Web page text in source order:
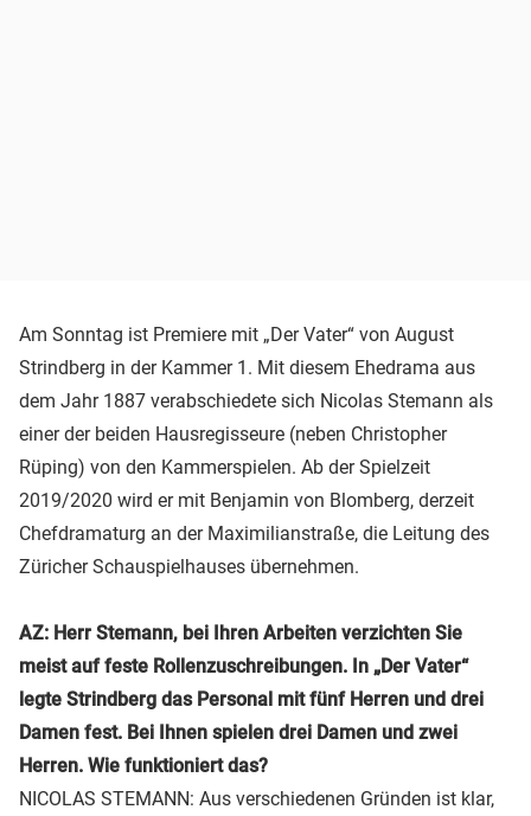
Am Sonntag ist Premiere mit „Der Vater“ von August
Strindberg in der Kammer 1. Mit diesem Ehedrama aus
dem Jahr 1887 verabschiedete sich Nicolas Stemann als
einer der beiden Hausregisseure (neben Christopher
Rüping) von den Kammerspielen. Ab der Spielzeit
2019/2020 wird er mit Benjamin von Blomberg, derzeit
Chefdramaturg an der Maximilianstraße, die Leitung des
Züricher Schauspielhauses übernehmen.
AZ: Herr Stemann, bei Ihren Arbeiten verzichten Sie
meist auf feste Rollenzuschreibungen. In „Der Vater“
legte Strindberg das Personal mit fünf Herren und drei
Damen fest. Bei Ihnen spielen drei Damen und zwei
Herren. Wie funktioniert das?
NICOLAS STEMANN: Aus verschiedenen Gründen ist klar,